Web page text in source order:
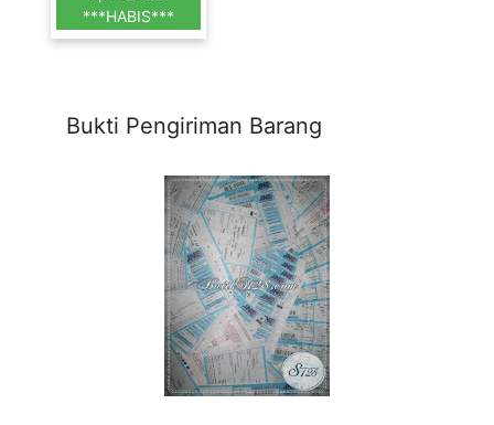
***HABIS***
Bukti Pengiriman Barang